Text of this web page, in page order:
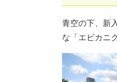
青空の下、新
な「エビカニ